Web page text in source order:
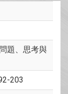
題、思考與
203